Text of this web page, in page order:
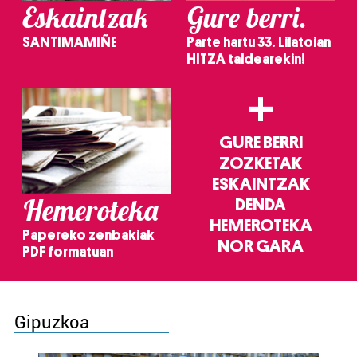
Eskaintzak
SANTIMAMIÑE
Gure berri.
Parte hartu 33. Lilatoian
HITZA taldearekin!
Hemeroteka
Papereko zenbakiak
PDF formatuan
+
GURE BERRI
ZOZKETAK
ESKAINTZAK
DENDA
HEMEROTEKA
NOR GARA
Gipuzkoa